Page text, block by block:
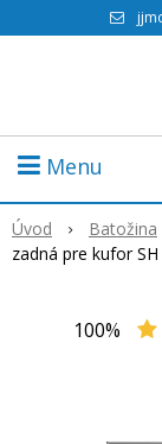
Menu
Úvod Batožina
zadná pre kufor
100%